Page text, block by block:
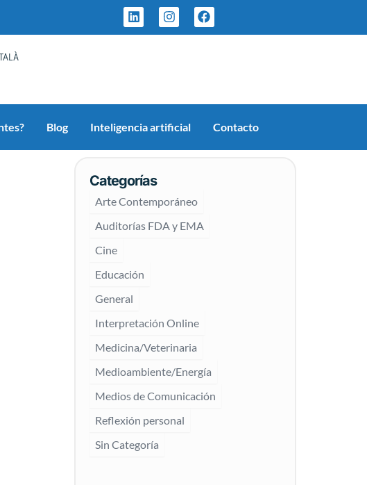
L
i
n
I
n
s
F
a
c
Blog Inteligencia artificial Contacto
Categorías
Arte Contemporáneo
Auditorías FDA y EMA
Cine
Educación
General
Interpretación Online
Medicina/Veterinaria
Medioambiente/Energía
Medios de Comunicación
Reflexión personal
Sin Categoría